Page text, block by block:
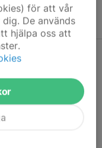
senaste bok, som är
Hackstavägen 9, i
för att vår
De används
hjälpa oss att